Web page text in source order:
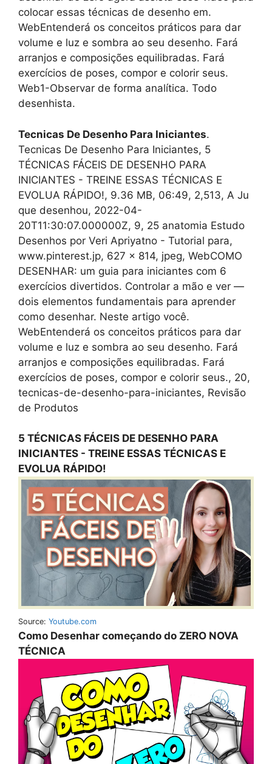
colocar essas técnicas de desenho em.
WebEntenderá os conceitos práticos para dar
volume e luz e sombra ao seu desenho. Fará
arranjos e composições equilibradas. Fará
exercícios de poses, compor e colorir seus.
Web1-Observar de forma analítica. Todo
desenhista.
Tecnicas De Desenho Para Iniciantes.
Tecnicas De Desenho Para Iniciantes, 5
TÉCNICAS FÁCEIS DE DESENHO PARA
INICIANTES - TREINE ESSAS TÉCNICAS E
EVOLUA RÁPIDO!, 9.36 MB, 06:49, 2,513, A Ju
que desenhou, 2022-04-
20T11:30:07.000000Z, 9, 25 anatomia Estudo
Desenhos por Veri Apriyatno - Tutorial para,
www.pinterest.jp, 627 x 814, jpeg, WebCOMO
DESENHAR: um guia para iniciantes com 6
exercícios divertidos. Controlar a mão e ver —
dois elementos fundamentais para aprender
como desenhar. Neste artigo você.
WebEntenderá os conceitos práticos para dar
volume e luz e sombra ao seu desenho. Fará
arranjos e composições equilibradas. Fará
exercícios de poses, compor e colorir seus., 20,
tecnicas-de-desenho-para-iniciantes, Revisão
de Produtos
5 TÉCNICAS FÁCEIS DE DESENHO PARA
INICIANTES - TREINE ESSAS TÉCNICAS E
EVOLUA RÁPIDO!
Source: Youtube.com
Como Desenhar começando do ZERO NOVA
TÉCNICA